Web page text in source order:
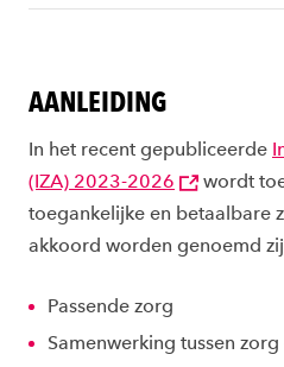
AANLEIDING
In het recent gepubliceerde
(IZA) 2023-2026
wordt
toegankelijke en betaalbare
akkoord worden genoemd
Passende zorg
Samenwerking tussen zorg